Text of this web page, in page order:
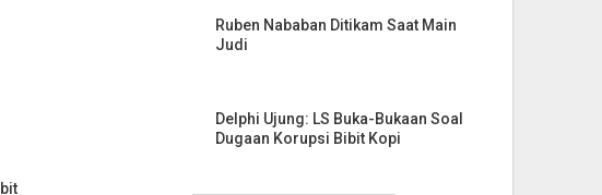
Ruben Nababan Ditikam Saat Main
Judi
Delphi Ujung: LS Buka-Bukaan Soal
Dugaan Korupsi Bibit Kopi